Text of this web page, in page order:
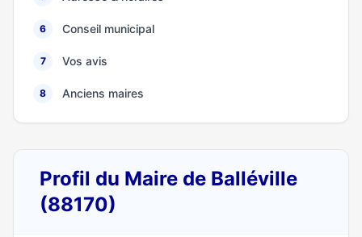
6 Conseil municipal
7 Vos avis
8 Anciens maires
Profil du Maire de Balléville
(88170)